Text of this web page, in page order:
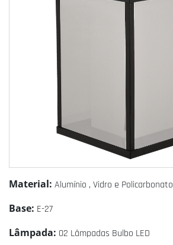
Material: Alumínio , Vidro e Policarbonato
Base: E-27
Lâmpada: 02 Lâmpadas Bulbo LED